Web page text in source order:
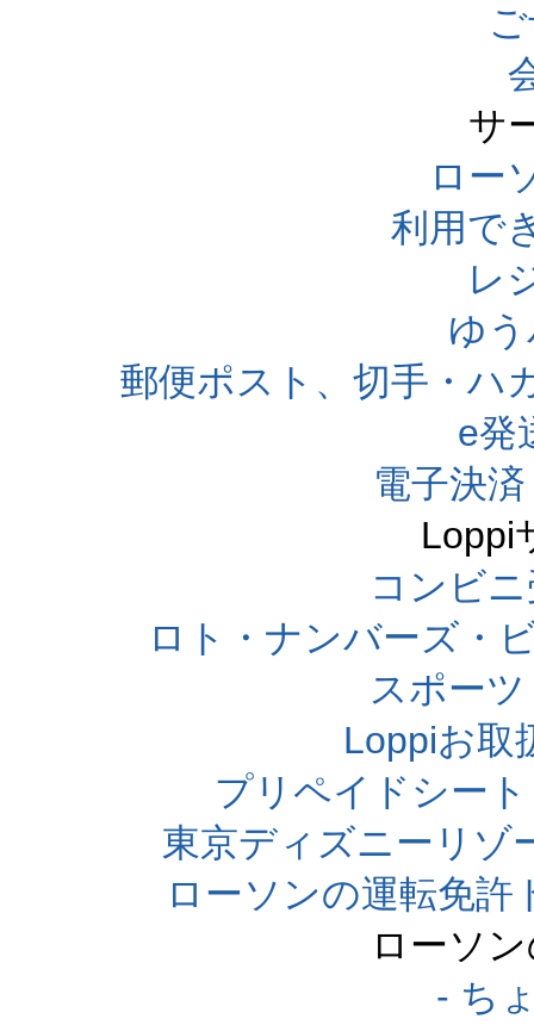
サ
ロー
利用で
レ
ゆ
郵便ポスト、切手・ハ
e発
電子決
Loppi
コンビ
ロト・ナンバーズ・
スポー
Loppiお取
プリペイドシー
東京ディズニーリゾ
ローソンの運転免
ローソ
- ち